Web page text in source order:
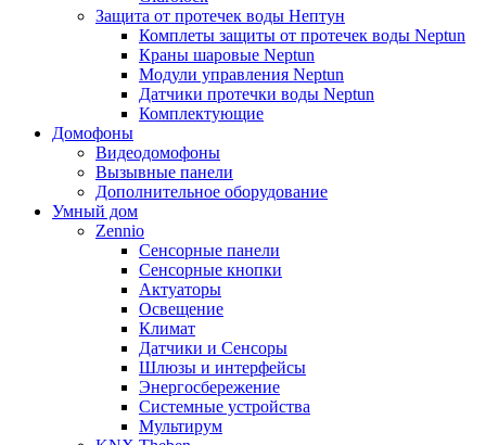
Защита от протечек воды Нептун
Комплеты защиты от протечек воды Neptun
Краны шаровые Neptun
Модули управления Neptun
Датчики протечки воды Neptun
Комплектующие
Домофоны
Видеодомофоны
Вызывные панели
Дополнительное оборудование
Умный дом
Zennio
Сенсорные панели
Сенсорные кнопки
Актуаторы
Освещение
Климат
Датчики и Сенсоры
Шлюзы и интерфейсы
Энергосбережение
Системные устройства
Мультирум